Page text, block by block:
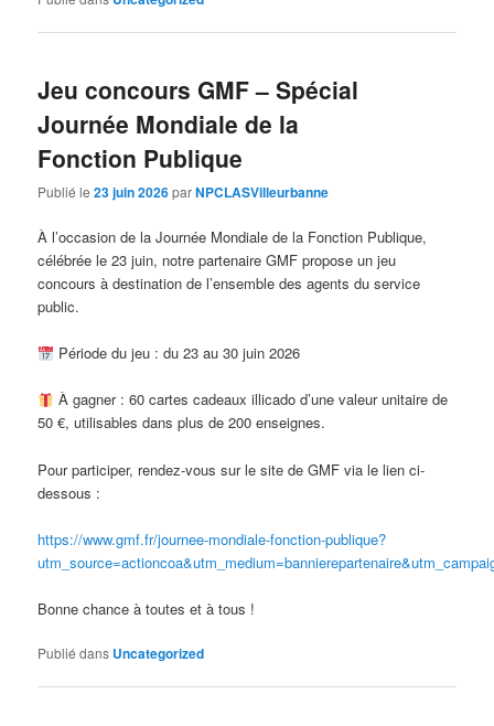
Jeu concours GMF – Spécial
Journée Mondiale de la
Fonction Publique
Publié le23 juin 2026parNPCLASVilleurbanne
À l’occasion de la Journée Mondiale de la Fonction Publique,
célébrée le 23 juin, notre partenaire GMF propose un jeu
concours à destination de l’ensemble des agents du service
public.
Période du jeu : du 23 au 30 juin 2026
À gagner : 60 cartes cadeaux illicado d’une valeur unitaire de
50 €, utilisables dans plus de 200 enseignes.
Pour participer, rendez-vous sur le site de GMF via le lien ci-
dessous :
https://www.gmf.fr/journee-mondiale-fonction-publique?
Bonne chance à toutes et à tous !
Publié dans Uncategorized